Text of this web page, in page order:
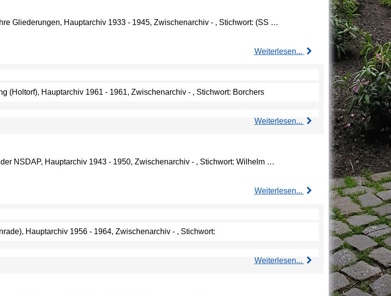
Gliederungen, Hauptarchiv 1933 - 1945, Zwischenarchiv - , Stichwort: (SS …
Weiterlesen...
(Holtorf), Hauptarchiv 1961 - 1961, Zwischenarchiv - , Stichwort: Borchers
Weiterlesen...
NSDAP, Hauptarchiv 1943 - 1950, Zwischenarchiv - , Stichwort: Wilhelm …
Weiterlesen...
Hauptarchiv 1956 - 1964, Zwischenarchiv - , Stichwort:
Weiterlesen...